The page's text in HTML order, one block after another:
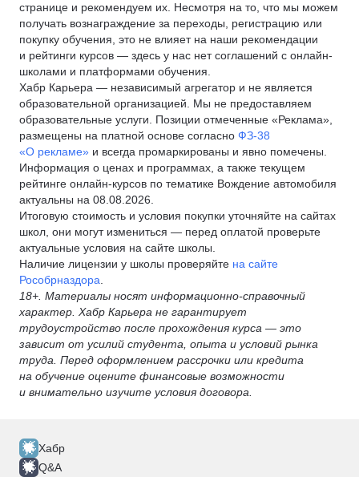
странице и рекомендуем их. Несмотря на то, что мы можем
получать вознаграждение за переходы, регистрацию или
покупку обучения, это не влияет на наши рекомендации
и рейтинги курсов — здесь у нас нет соглашений с онлайн-
школами и платформами обучения.
Хабр Карьера — независимый агрегатор и не является
образовательной организацией. Мы не предоставляем
образовательные услуги. Позиции отмеченные «Реклама»,
размещены на платной основе согласно ФЗ-38
«О рекламе» и всегда промаркированы и явно помечены.
Информация о ценах и программах, а также текущем
рейтинге онлайн-курсов по тематике Вождение автомобиля
актуальны на 08.08.2026.
Итоговую стоимость и условия покупки уточняйте на сайтах
школ, они могут измениться — перед оплатой проверьте
актуальные условия на сайте школы.
Наличие лицензии у школы проверяйте на сайте
Рособрназдора
18+. Материалы носят информационно-справочный
характер. Хабр Карьера не гарантирует
трудоустройство после прохождения курса — это
зависит от усилий студента, опыта и условий рынка
труда. Перед оформлением рассрочки или кредита
на обучение оцените финансовые возможности
и внимательно изучите условия договора.
Хабр
Q&A